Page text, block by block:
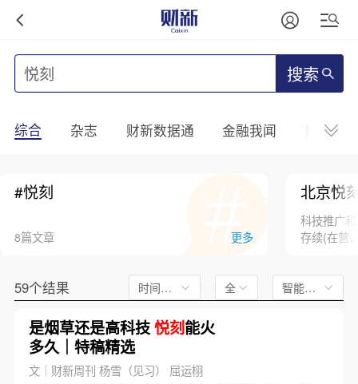
搜索
综合 杂志 财新数据通 金融我闻 财新
#悦刻
8篇文章 更多
北京悦
科技推广
存续(在营
59个结果 时间不限 全文 智能排序
是烟草还是高科技悦刻能火
多久｜特稿精选
文｜财新周刊 杨雪（见习） 屈运栩